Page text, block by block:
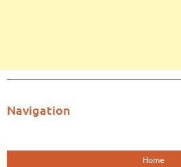
Navigation
Home